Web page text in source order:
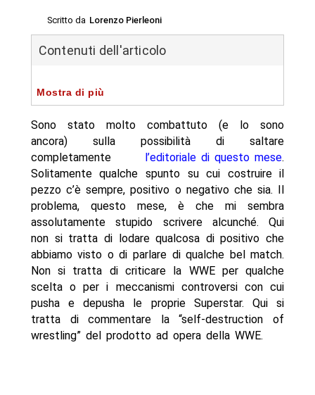
Scritto da Lorenzo Pierleoni
Contenuti dell'articolo
Mostra di più
Sono stato molto combattuto (e lo sono
ancora) sulla possibilità di saltare
completamente
l’editoriale di questo mese.
Solitamente qualche spunto su cui costruire il
pezzo c’è sempre, positivo o negativo che sia. Il
problema, questo mese, è che mi sembra
assolutamente stupido scrivere alcunché. Qui
non si tratta di lodare qualcosa di positivo che
abbiamo visto o di parlare di qualche bel match.
Non si tratta di criticare la WWE per qualche
scelta o per i meccanismi controversi con cui
pusha e depusha le proprie Superstar. Qui si
tratta di commentare la “self-destruction of
wrestling” del prodotto ad opera della WWE.